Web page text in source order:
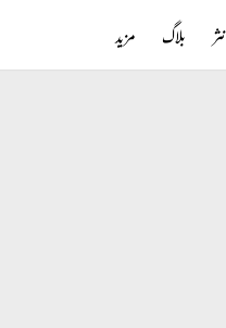
نثر بلاگ مزید